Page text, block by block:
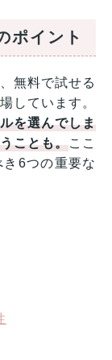
ポイント
無料で試せる
しています。
を選んでしま
ことも。ここ
6つの重要な